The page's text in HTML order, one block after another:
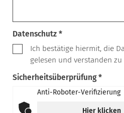
Datenschutz *
Ich bestätige hiermit, die
gelesen und verstanden zu
Sicherheitsüberprüfung *
Anti-Roboter-Verifizierung
Hier klicken